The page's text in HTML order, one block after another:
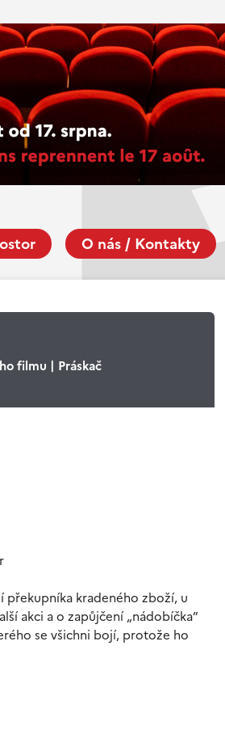
O nás / Kontakty
filmu | Práskač
překupníka kradeného zboží, u
akci a o zapůjčení „nádobíčka”
se všichni bojí, protože ho